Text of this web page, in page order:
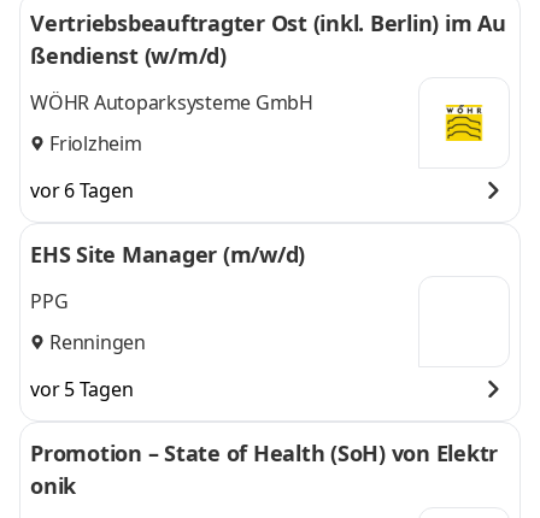
Vertriebsbeauftragter Ost (inkl. Berlin) im Au
ßendienst (w/m/d)
WÖHR Autoparksysteme GmbH
Friolzheim
vor 6 Tagen
EHS Site Manager (m/w/d)
PPG
Renningen
vor 5 Tagen
Promotion – State of Health (SoH) von Elektr
onik